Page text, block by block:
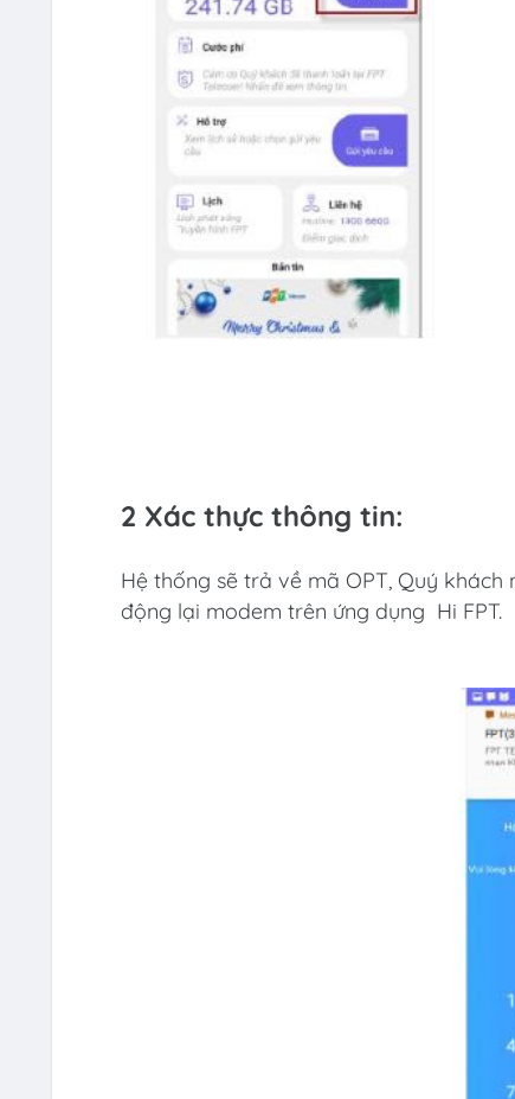
2 Xác thực thông tin:
Hệ thống sẽ trả về mã OPT, Quý
động lại modem trên ứng dụng Hi FPT.